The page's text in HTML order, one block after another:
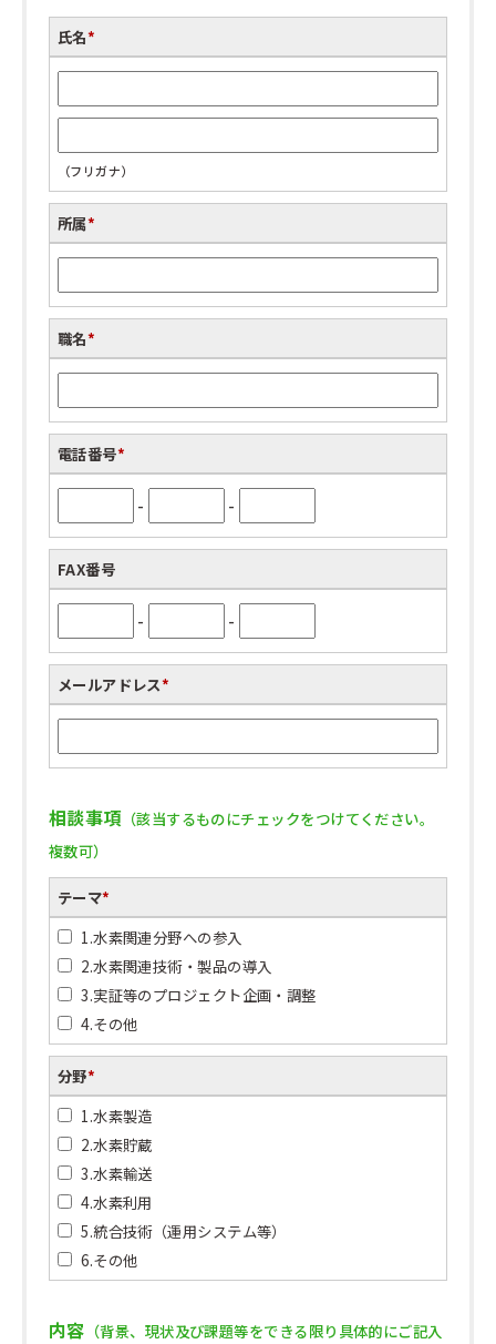
氏名*
（フリガナ）
所属*
職名*
電話番号*
- -
FAX番号
- -
メールアドレス*
相談事項（該当するものにチェックをつけてください。
複数可）
テーマ*
1.水素関連分野への参入
2.水素関連技術・製品の導入
3.実証等のプロジェクト企画・調整
4.その他
分野*
1.水素製造
2.水素貯蔵
3.水素輸送
4.水素利用
5.統合技術（運用システム等）
6.その他
内容 （背景、現状及び課題等をできる限り具体的にご記入